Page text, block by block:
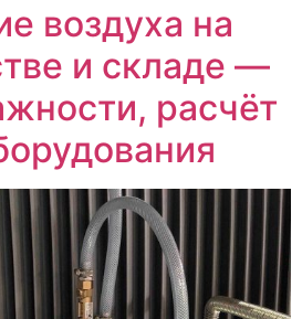
воздуха на
и складе —
расчёт